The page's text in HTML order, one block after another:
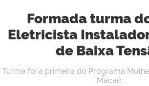
Formada turma
Eletricista
de Baixa
Turma foi a primeira do Programa
Macaé.